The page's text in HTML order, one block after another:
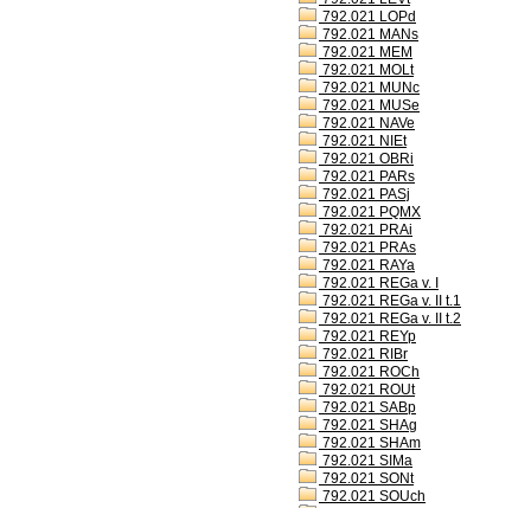
792.021 LOPd
792.021 MANs
792.021 MEM
792.021 MOLt
792.021 MUNc
792.021 MUSe
792.021 NAVe
792.021 NIEt
792.021 OBRi
792.021 PARs
792.021 PASj
792.021 PQMX
792.021 PRAi
792.021 PRAs
792.021 RAYa
792.021 REGa v. I
792.021 REGa v. II t.1
792.021 REGa v. II t.2
792.021 REYp
792.021 RIBr
792.021 ROCh
792.021 ROUt
792.021 SABp
792.021 SHAg
792.021 SHAm
792.021 SIMa
792.021 SONt
792.021 SOUch